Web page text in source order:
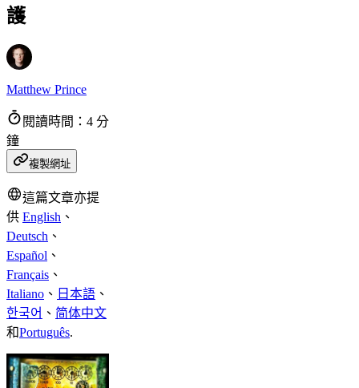
護
Matthew Prince
閱讀時間：4 分
鐘
複製網址
這篇文章亦提
供 English 、
Deutsch 、
Español 、
Français 、
Italiano 、 日本語 、
한국어 、 简体中文
和Português.